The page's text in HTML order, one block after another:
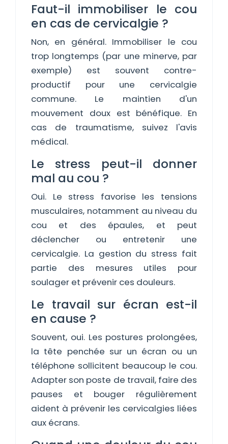
Faut-il immobiliser le cou
en cas de cervicalgie ?
Non, en général. Immobiliser le cou
trop longtemps (par une minerve, par
exemple) est souvent contre-
productif pour une cervicalgie
commune. Le maintien d'un
mouvement doux est bénéfique. En
cas de traumatisme, suivez l'avis
médical.
Le stress peut-il donner
mal au cou ?
Oui. Le stress favorise les tensions
musculaires, notamment au niveau du
cou et des épaules, et peut
déclencher ou entretenir une
cervicalgie. La gestion du stress fait
partie des mesures utiles pour
soulager et prévenir ces douleurs.
Le travail sur écran est-il
en cause ?
Souvent, oui. Les postures prolongées,
la tête penchée sur un écran ou un
téléphone sollicitent beaucoup le cou.
Adapter son poste de travail, faire des
pauses et bouger régulièrement
aident à prévenir les cervicalgies liées
aux écrans.